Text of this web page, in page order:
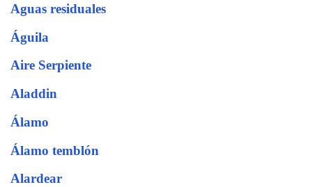
Aguas residuales
Águila
Aire Serpiente
Aladdin
Álamo
Álamo temblón
Alardear